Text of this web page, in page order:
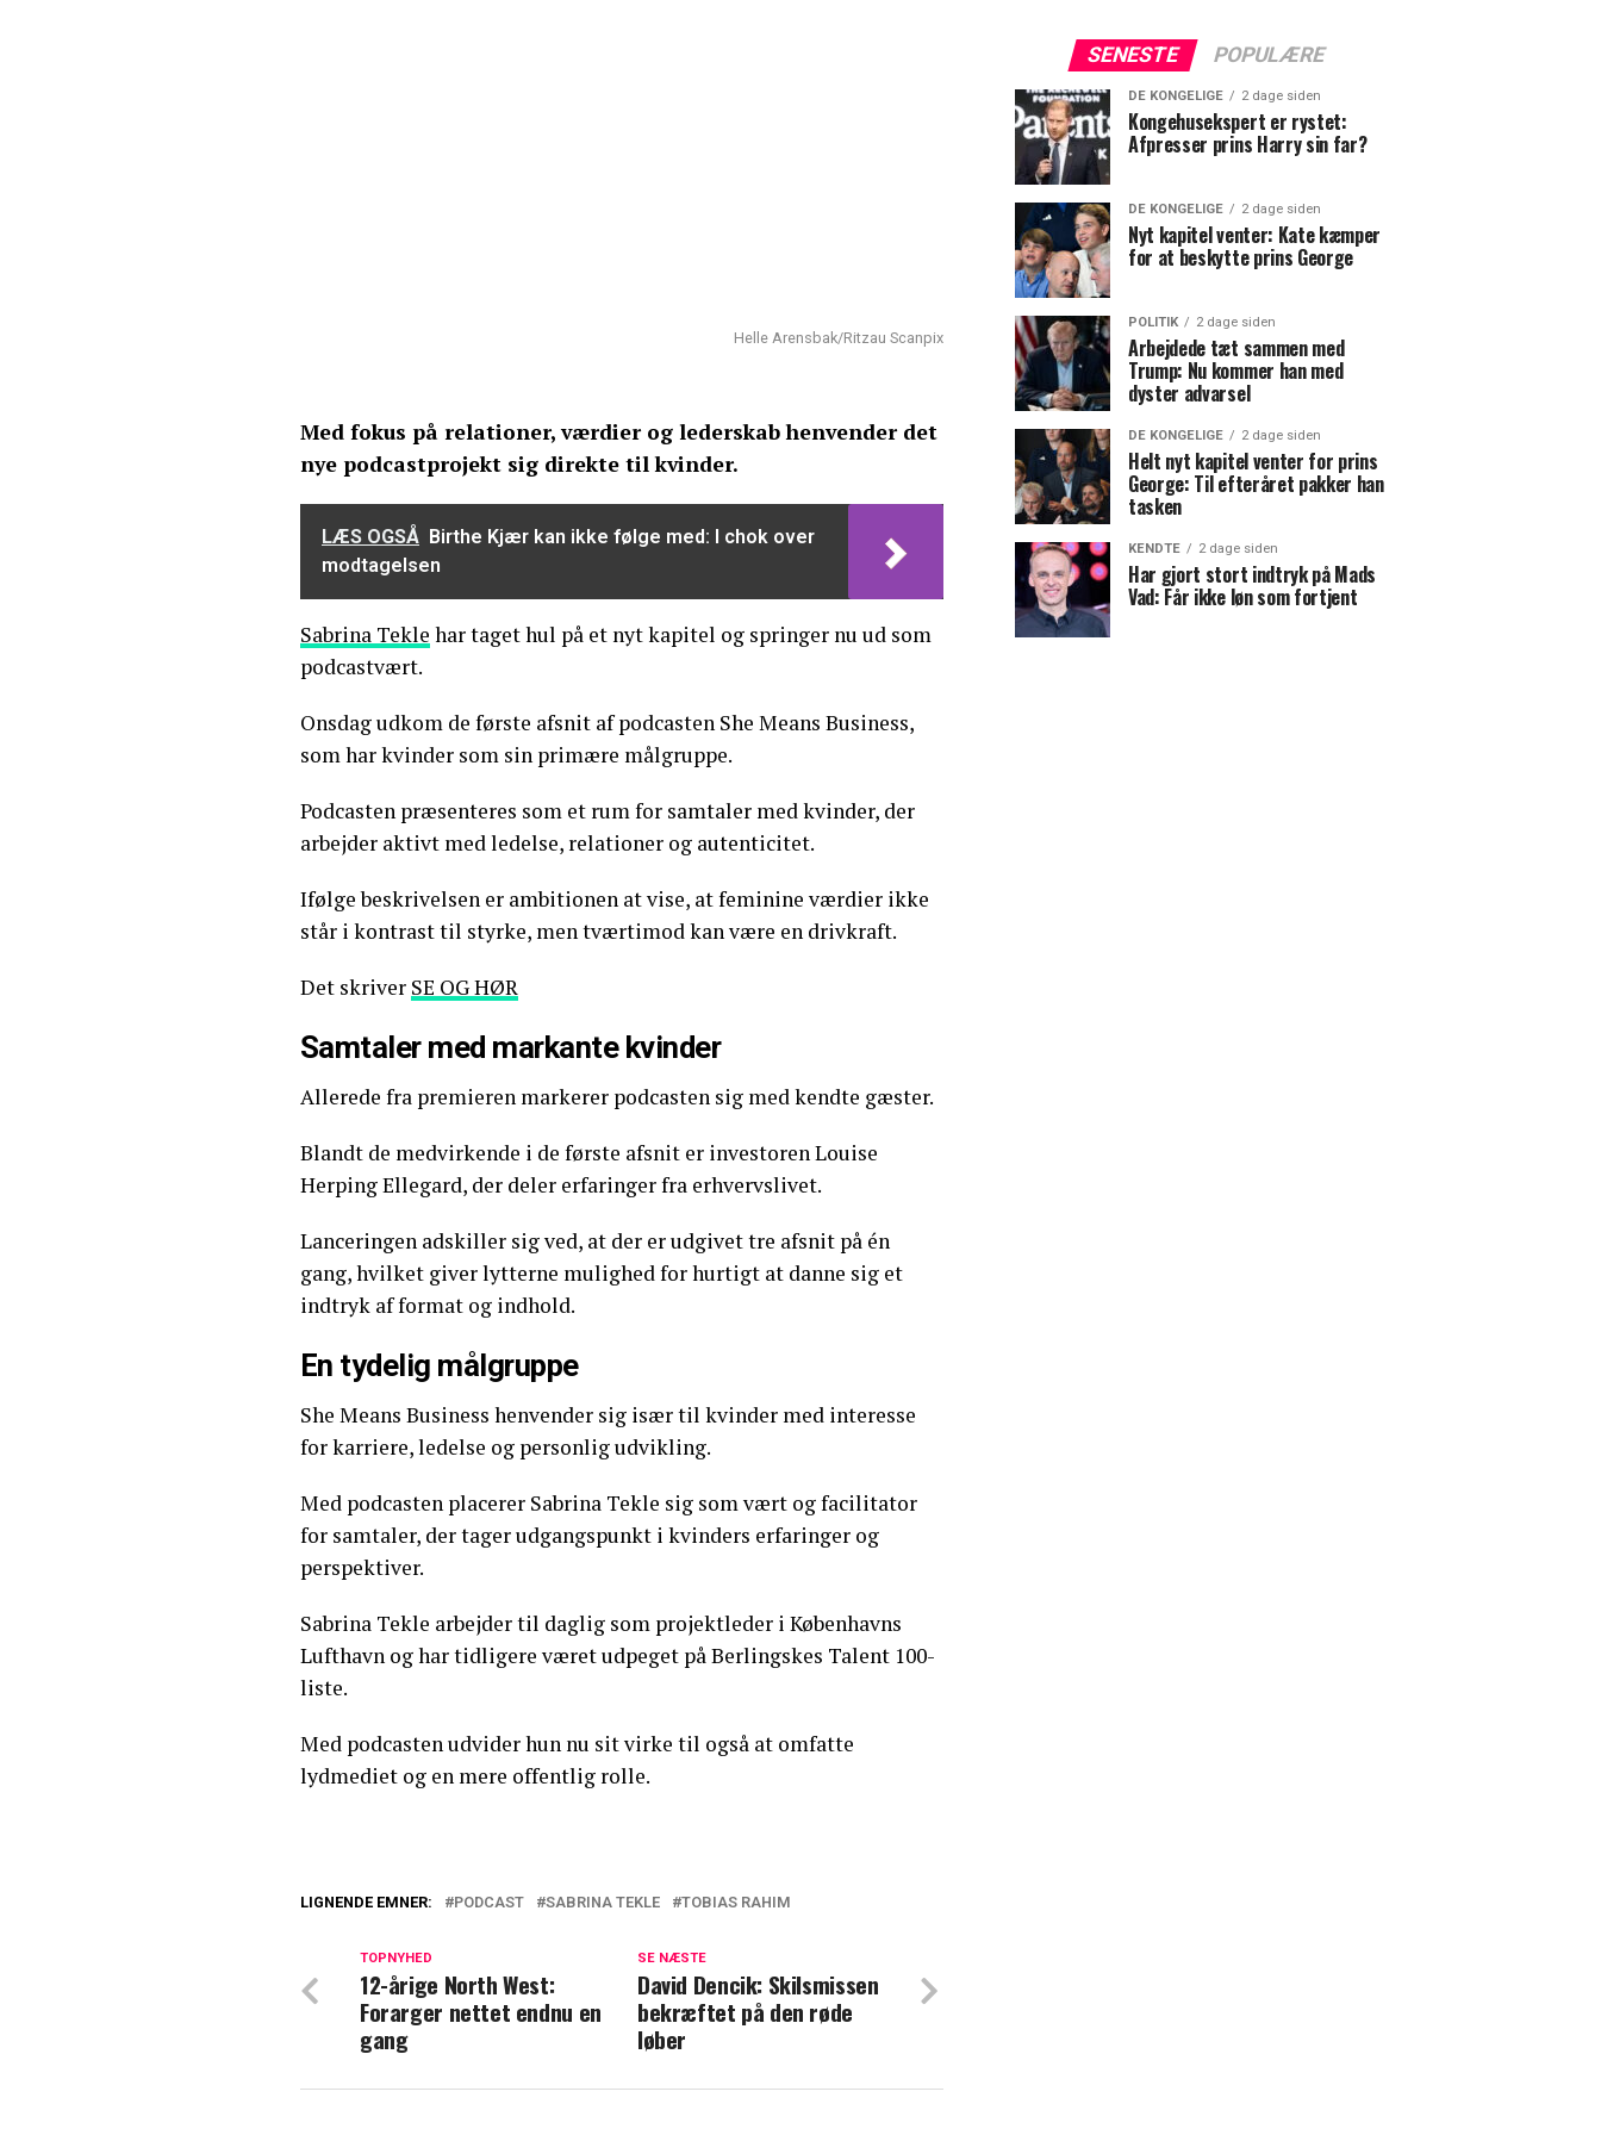
Helle Arensbak/Ritzau Scanpix
Med fokus på relationer, værdier og lederskab henvender det
nye podcastprojekt sig direkte til kvinder.
LÆS OGSÅ Birthe Kjær kan ikke følge med: I chok over
modtagelsen
Sabrina Tekle har taget hul på et nyt kapitel og springer nu ud som
podcastvært.
Onsdag udkom de første afsnit af podcasten She Means Business,
som har kvinder som sin primære målgruppe.
Podcasten præsenteres som et rum for samtaler med kvinder, der
arbejder aktivt med ledelse, relationer og autenticitet.
Ifølge beskrivelsen er ambitionen at vise, at feminine værdier ikke
står i kontrast til styrke, men tværtimod kan være en drivkraft.
Det skriver SE OG HØR
Samtaler med markante kvinder
Allerede fra premieren markerer podcasten sig med kendte gæster.
Blandt de medvirkende i de første afsnit er investoren Louise
Herping Ellegard, der deler erfaringer fra erhvervslivet.
Lanceringen adskiller sig ved, at der er udgivet tre afsnit på én
gang, hvilket giver lytterne mulighed for hurtigt at danne sig et
indtryk af format og indhold.
En tydelig målgruppe
She Means Business henvender sig især til kvinder med interesse
for karriere, ledelse og personlig udvikling.
Med podcasten placerer Sabrina Tekle sig som vært og facilitator
for samtaler, der tager udgangspunkt i kvinders erfaringer og
perspektiver.
Sabrina Tekle arbejder til daglig som projektleder i Københavns
Lufthavn og har tidligere været udpeget på Berlingskes Talent 100-
liste.
Med podcasten udvider hun nu sit virke til også at omfatte
lydmediet og en mere offentlig rolle.
Så meget tjener Mascha Vang hver måned
LIGNENDE EMNER: PODCAST SABRINA TEKLE TOBIAS RAHIM
SE NÆSTE
David Dencik: Skilsmissen
bekræftet på den røde
løber
TOPNYHED
12-årige North West:
Forarger nettet endnu en
gang
SENESTE POPULÆRE
DE KONGELIGE 2 dage siden
Kongehusekspert er rystet:
Afpresser prins Harry sin far?
DE KONGELIGE 2 dage siden
Nyt kapitel venter: Kate kæmper
for at beskytte prins George
POLITIK 2 dage siden
Arbejdede tæt sammen med
Trump: Nu kommer han med
dyster advarsel
DE KONGELIGE 2 dage siden
Helt nyt kapitel venter for prins
George: Til efteråret pakker han
tasken
KENDTE 2 dage siden
Har gjort stort indtryk på Mads
Vad: Får ikke løn som fortjent